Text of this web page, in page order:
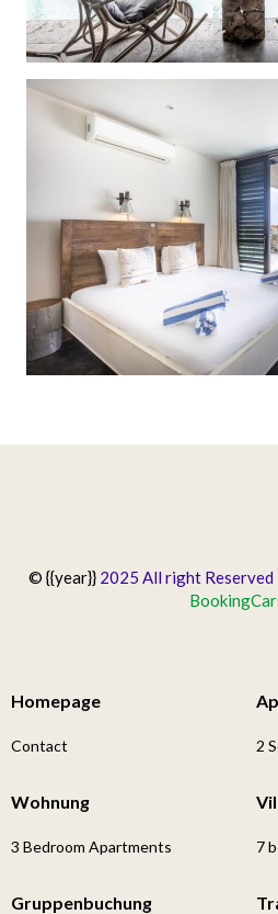
© {{year}} 2025 All right
Homepage
Contact 2
Wohnung
3 Bedroom Apartments 7
Gruppenbuchung